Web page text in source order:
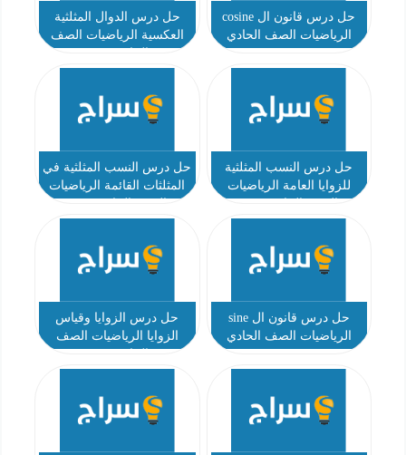
حل درس قانون ال cosine
الرياضيات الصف الحادي
حل درس الدوال المثلثية
العكسية الرياضيات الصف
حل درس النسب المثلثية
للزوايا العامة الرياضيات
حل درس النسب المثلثية في
المثلثات القائمة الرياضيات
حل درس قانون ال sine
الرياضيات الصف الحادي
حل درس الزوايا وقياس
الزوايا الرياضيات الصف